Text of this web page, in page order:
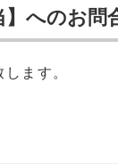
へのお問
ます。